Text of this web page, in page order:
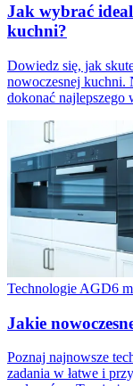
Jak wybrać
kuchni?
Dowiedz się, jak
nowoczesnej kuchni.
dokonać najlepszego
Technologie AGD6
Jakie
Poznaj najnowsze
zadania w łatwe i